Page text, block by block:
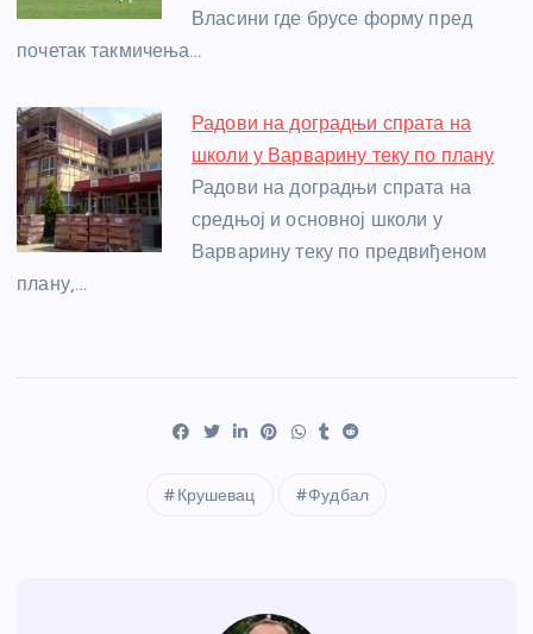
Власини где брусе форму пред
почетак такмичења…
Радови на доградњи спрата на
школи у Варварину теку по плану
Радови на доградњи спрата на
средњој и основној школи у
Варварину теку по предвиђеном
плану,…
Крушевац Фудбал